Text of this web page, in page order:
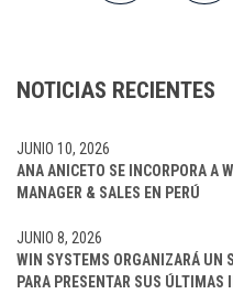
NOTICIAS RECIENTES
ANA ANICETO SE INCORPORA A
MANAGER & SALES EN PERÚ
JUNIO 10, 2026
WIN SYSTEMS ORGANIZARÁ UN
PARA PRESENTAR SUS ÚLTIMAS
JUNIO 8, 2026